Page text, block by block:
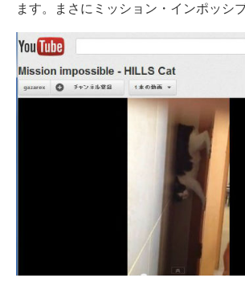
AI活用のいまが分かる
企業ITのトレンドを詳説
企業向けIT製品の総合サイト
IT製品の技術・比較・事例
ます。まさにミッション・インポッシブ